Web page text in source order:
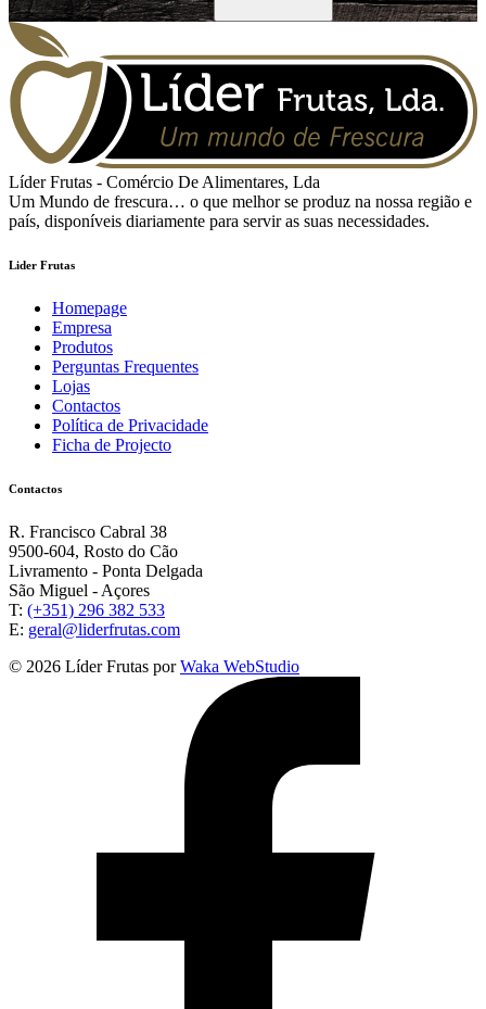
Líder Frutas - Comércio De Alimentares, Lda
Um Mundo de frescura… o que melhor se produz na nossa região e
país, disponíveis diariamente para servir as suas necessidades.
Lider Frutas
Homepage
Empresa
Produtos
Perguntas Frequentes
Lojas
Contactos
Política de Privacidade
Ficha de Projecto
Contactos
R. Francisco Cabral 38
9500-604, Rosto do Cão
Livramento - Ponta Delgada
São Miguel - Açores
T: (+351) 296 382 533
E: geral@liderfrutas.com
© 2026 Líder Frutas porWaka WebStudio